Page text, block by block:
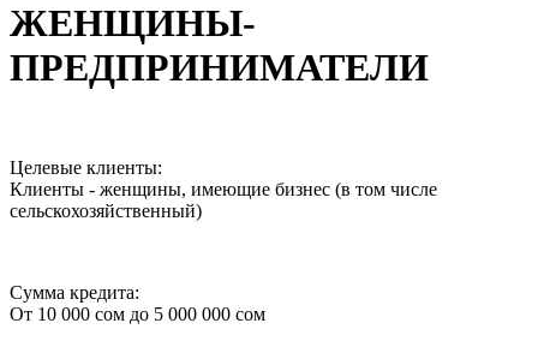
ЖЕНЩИНЫ-
ПРЕДПРИНИМАТЕЛИ
Целевые клиенты:
Клиенты - женщины, имеющие бизнес (в том числе
сельскохозяйственный)
Сумма кредита:
От 10 000 сом до 5 000 000 сом